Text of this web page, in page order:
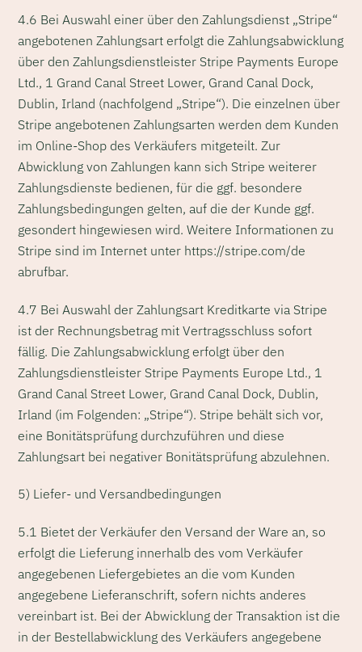
4.6 Bei Auswahl einer über den Zahlungsdienst „Stripe“
angebotenen Zahlungsart erfolgt die Zahlungsabwicklung
über den Zahlungsdienstleister Stripe Payments Europe
Ltd., 1 Grand Canal Street Lower, Grand Canal Dock,
Dublin, Irland (nachfolgend „Stripe“). Die einzelnen über
Stripe angebotenen Zahlungsarten werden dem Kunden
im Online-Shop des Verkäufers mitgeteilt. Zur
Abwicklung von Zahlungen kann sich Stripe weiterer
Zahlungsdienste bedienen, für die ggf. besondere
Zahlungsbedingungen gelten, auf die der Kunde ggf.
gesondert hingewiesen wird. Weitere Informationen zu
Stripe sind im Internet unter https://stripe.com/de
abrufbar.
4.7 Bei Auswahl der Zahlungsart Kreditkarte via Stripe
ist der Rechnungsbetrag mit Vertragsschluss sofort
fällig. Die Zahlungsabwicklung erfolgt über den
Zahlungsdienstleister Stripe Payments Europe Ltd., 1
Grand Canal Street Lower, Grand Canal Dock, Dublin,
Irland (im Folgenden: „Stripe“). Stripe behält sich vor,
eine Bonitätsprüfung durchzuführen und diese
Zahlungsart bei negativer Bonitätsprüfung abzulehnen.
5) Liefer- und Versandbedingungen
5.1 Bietet der Verkäufer den Versand der Ware an, so
erfolgt die Lieferung innerhalb des vom Verkäufer
angegebenen Liefergebietes an die vom Kunden
angegebene Lieferanschrift, sofern nichts anderes
vereinbart ist. Bei der Abwicklung der Transaktion ist die
in der Bestellabwicklung des Verkäufers angegebene